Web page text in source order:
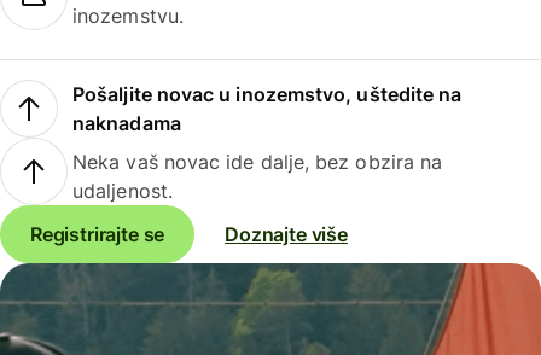
inozemstvu.
Pošaljite novac u inozemstvo, uštedite na
naknadama
Neka vaš novac ide dalje, bez obzira na
udaljenost.
Registrirajte se
Doznajte više